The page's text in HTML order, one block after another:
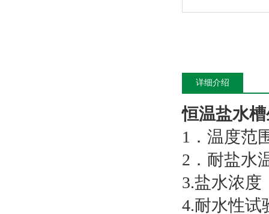
详细介绍
恒温盐水
1．温度范
2．耐盐水
3.盐水浓度
4.耐水性